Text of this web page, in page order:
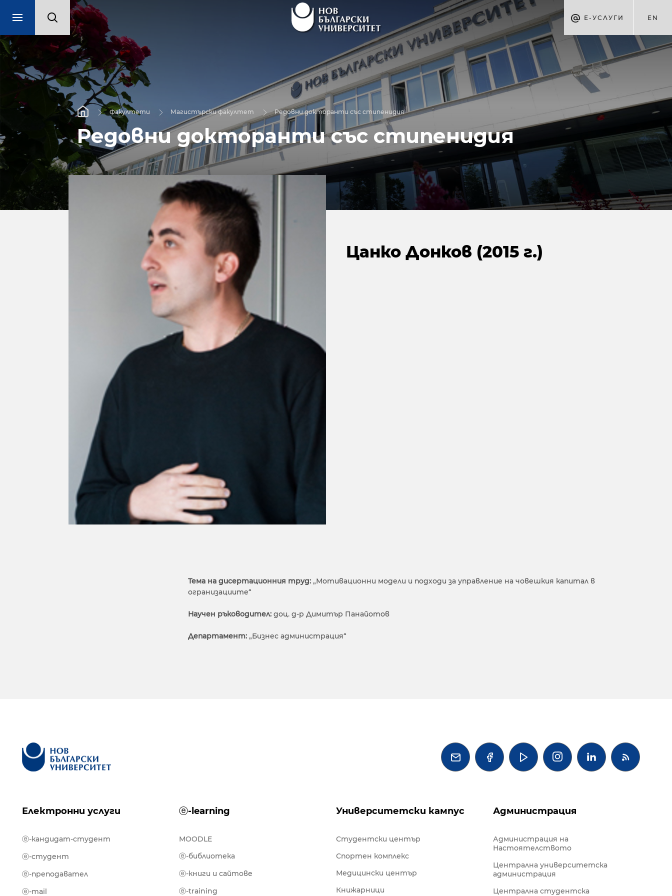
Е-УСЛУГИ EN
Факултети Магистърски факултет Редовни докторанти със стипенидия
Редовни докторанти със стипенидия
Цанко Донков (2015 г.)
Тема на дисертационния труд: „Мотивационни модели и подходи за управление на човешкия капитал в
огранизациите“
Научен ръководител: доц. д-р Димитър Панайотов
Департамент: „Бизнес администрация“
   
Електронни услуги ⓔ-learning Университетски кампус Администрация
ⓔ-кандидат-студент
ⓔ-студент
ⓔ-преподавател
ⓔ-mail
MOODLE
ⓔ-библиотека
ⓔ-книги и сайтове
ⓔ-training
Студентски център
Спортен комплекс
Медицински център
Книжарници
Администрация на
Настоятелството
Централна университетска
администрация
Централна студентска